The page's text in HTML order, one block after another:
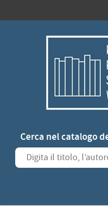
Cerca nel catalogo
Cerca su "Cerca nel